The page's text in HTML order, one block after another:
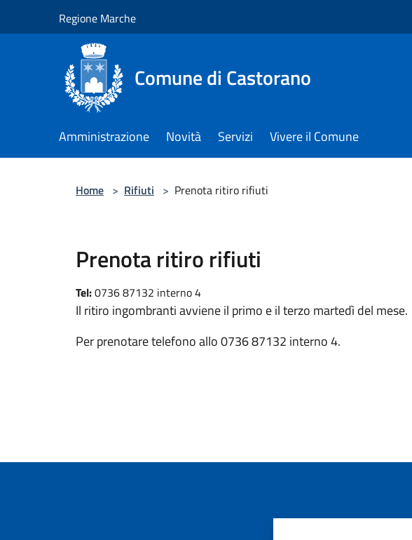
Regione Marche
Comune di Castorano
Amministrazione Novità Servizi Vivere il Comune
Home > Rifiuti > Prenota ritiro rifiuti
Prenota ritiro rifiuti
Tel:0736 87132 interno 4
Il ritiro ingombranti avviene il primo e il terzo martedì del mese.
Per prenotare telefono allo 0736 87132 interno 4.